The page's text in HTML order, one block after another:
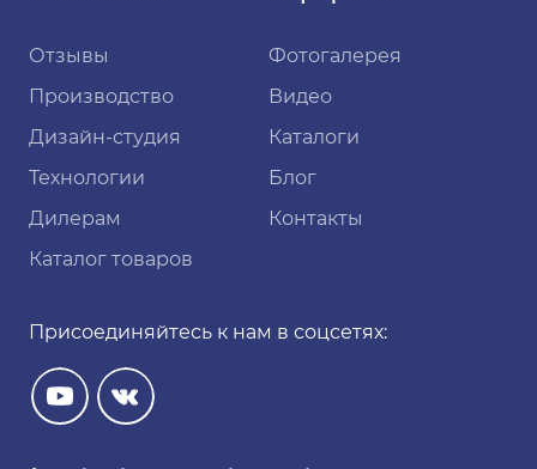
Отзывы
Производство
Дизайн-студия
Технологии
Дилерам
Каталог товаров
Фотогалерея
Видео
Каталоги
Блог
Контакты
Присоединяйтесь к нам в соцсетях: